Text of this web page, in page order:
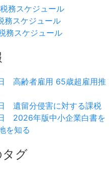
務スケジュール
務スケジュール
務スケジュール
高齢者雇用 65歳超雇用推
遺留分侵害に対する課税
2026年版中小企業白書を
を知る
タグ